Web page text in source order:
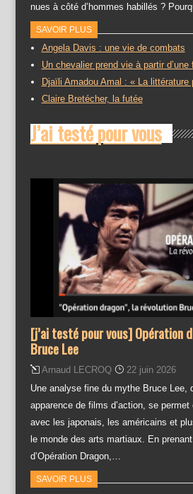
nues à côté d’hommes habillés ?
SAVOIR PLUS
Angela Davis : une vie de combats
Un chevalier prend vie à partir
Djaïli Amadou Amal : « La littérature
Claire Bretécher, la futée
J’ai testé pour vous
[j’ai testé pour vous] Opération
Bruce Lee
Arnaud LECROQ
22 juin 2026
Une analyse fine du mythe Bruce Lee,
apparence de films d’action, se
avec les japonais, les américains et
le monde des arts martiaux. En
d’Opération Dragon,…
SAVOIR PLUS